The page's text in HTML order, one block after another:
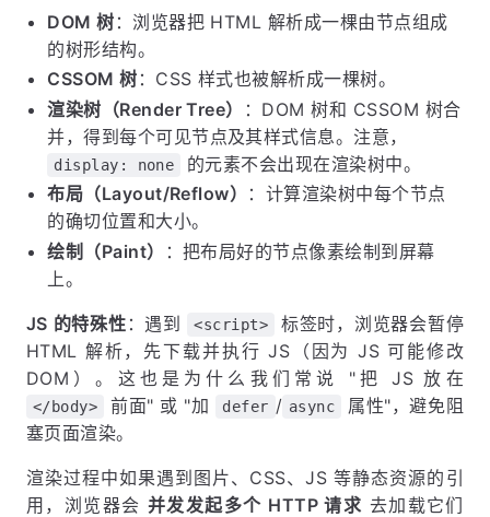
DOM 树 ：浏览器把 HTML 解析成一棵由节点组成
的树形结构。
CSSOM 树 ：CSS 样式也被解析成一棵树。
渲染树（Render Tree）
：DOM 树和 CSSOM 树合
并，得到每个可见节点及其样式信息。注意，
display: none
的元素不会出现在渲染树中。
布局（Layout/Reflow）
：计算渲染树中每个节点
的确切位置和大小。
绘制（Paint）
：把布局好的节点像素绘制到屏幕
上。
JS 的特殊性 ：遇到 <script>
标签时，浏览器会暂停
HTML 解析，先下载并执行 JS（因为 JS 可能修改
DOM）。这也是为什么我们常说 "把 JS 放在
</body> 前面" 或 "加 defer / async
属性"，避免阻
塞页面渲染。
渲染过程中如果遇到图片、CSS、JS 等静态资源的引
用，浏览器会并发发起多个 HTTP 请求 去加载它们